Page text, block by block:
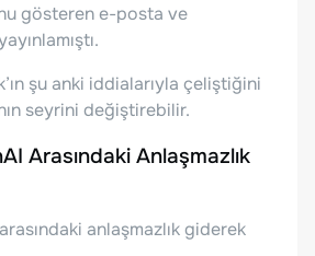
gösteren e-posta ve
şu anki iddialarıyla çeliştiğini
seyrini değiştirebilir.
Arasındaki Anlaşmazlık
anlaşmazlık giderek